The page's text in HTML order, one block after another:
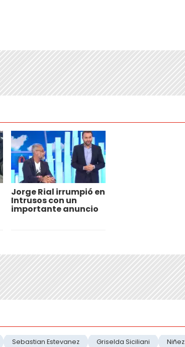
Jorge Rial irrumpió en
Intrusos con un
importante anuncio
Sebastian Estevanez Griselda Siciliani
Niñez